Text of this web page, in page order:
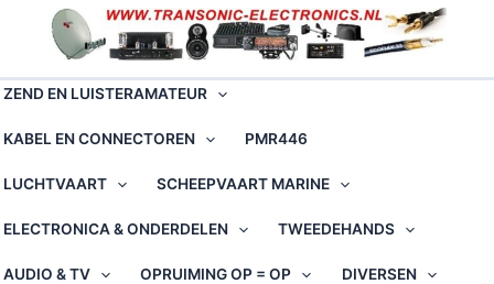
ZEND EN LUISTERAMATEUR
KABEL EN CONNECTOREN PMR446
LUCHTVAART SCHEEPVAART MARINE
ELECTRONICA & ONDERDELEN TWEEDEHANDS
AUDIO & TV OPRUIMING OP = OP DIVERSEN